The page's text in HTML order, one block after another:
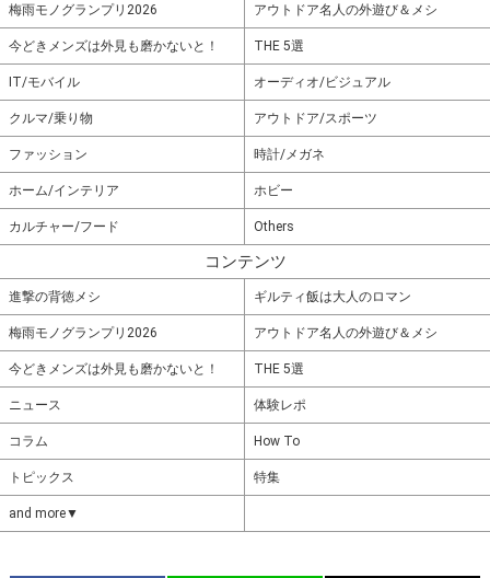
梅雨モノグランプリ2026 アウトドア名人の外遊び＆メシ
今どきメンズは外見も磨かないと！ THE 5選
IT/モバイル オーディオ/ビジュアル
クルマ/乗り物 アウトドア/スポーツ
ファッション 時計/メガネ
ホーム/インテリア ホビー
カルチャー/フード Others
コンテンツ
進撃の背徳メシ ギルティ飯は大人のロマン
梅雨モノグランプリ2026 アウトドア名人の外遊び＆メシ
今どきメンズは外見も磨かないと！ THE 5選
ニュース 体験レポ
コラム How To
トピックス 特集
and more▼